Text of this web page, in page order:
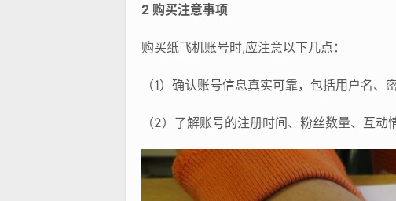
2 购买注意事项
购买纸飞机账号时,应注意以下几点：
（1）确认账号信息真实可靠，包括用户名、
（2）了解账号的注册时间、粉丝数量、互动